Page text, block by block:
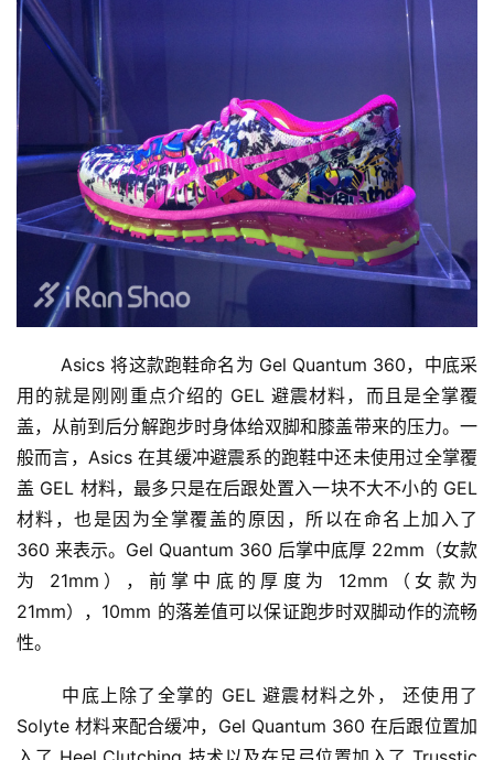
	Asics 将这款跑鞋命名为 Gel Quantum 360，中底采
用的就是刚刚重点介绍的 GEL 避震材料，而且是全掌覆
盖，从前到后分解跑步时身体给双脚和膝盖带来的压力。一
般而言，Asics 在其缓冲避震系的跑鞋中还未使用过全掌覆
盖 GEL 材料，最多只是在后跟处置入一块不大不小的 GEL
材料，也是因为全掌覆盖的原因，所以在命名上加入了
360 来表示。Gel Quantum 360 后掌中底厚 22mm（女款
为 21mm），前掌中底的厚度为 12mm（女款为
21mm），10mm 的落差值可以保证跑步时双脚动作的流畅
性。
Solyte 材料来配合缓冲，Gel Quantum 360 在后跟位置加